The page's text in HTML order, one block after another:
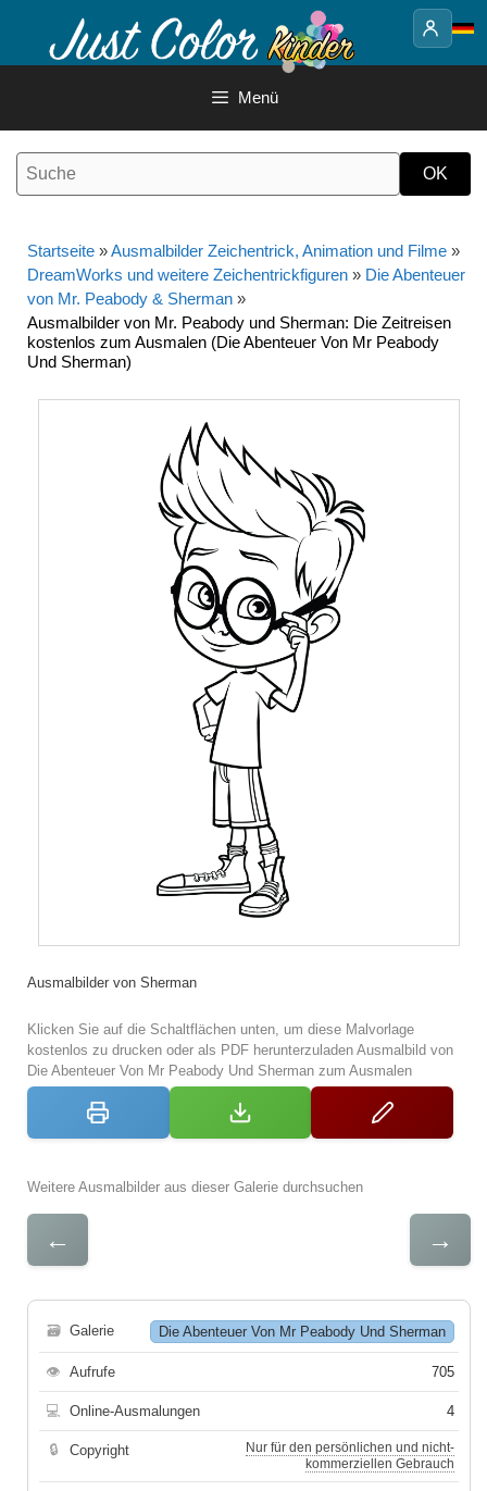
Inhalt
Menü
Startseite »Ausmalbilder Zeichentrick, Animation und Filme »
DreamWorks und weitere Zeichentrickfiguren » Die Abenteuer
von Mr. Peabody & Sherman »
Ausmalbilder von Mr. Peabody und Sherman: Die Zeitreisen
kostenlos zum Ausmalen (Die Abenteuer Von Mr Peabody
Und Sherman)
Ausmalbilder von Sherman
Klicken Sie auf die Schaltflächen unten, um diese Malvorlage
kostenlos zu drucken oder als PDF herunterzuladen Ausmalbild von
Die Abenteuer Von Mr Peabody Und Sherman zum Ausmalen
Weitere Ausmalbilder aus dieser Galerie durchsuchen
← →
🗃 Galerie Die Abenteuer Von Mr Peabody Und Sherman
👁 Aufrufe 705
💻 Online-Ausmalungen 4
🔒 Copyright
Nur für den persönlichen und nicht-
kommerziellen Gebrauch